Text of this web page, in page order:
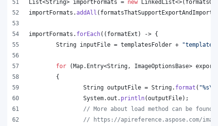
List<String> importFormats = new LinkedList<>(
importFormats .addAll ( formatsThatSupportExportAndImport
importFormats . forEach(( formatExt ) -> {
String inputFile = templatesFolder +
for (Map. Entry<String , ImageOptionsBase>
	{
String outputFile = String. format ( "%s\\
System.out . println(outputFile);
// More about load method can be found
// https://apireference.aspose.com/